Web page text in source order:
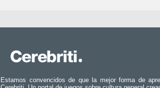
Estamos convencidos de que la mejor forma de